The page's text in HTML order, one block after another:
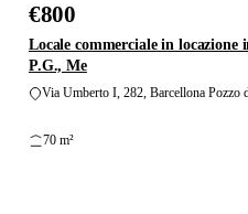
€800
Locale commerciale in
P.G., Me
Via Umberto I, 282, Barcellona Pozzo
70 m²